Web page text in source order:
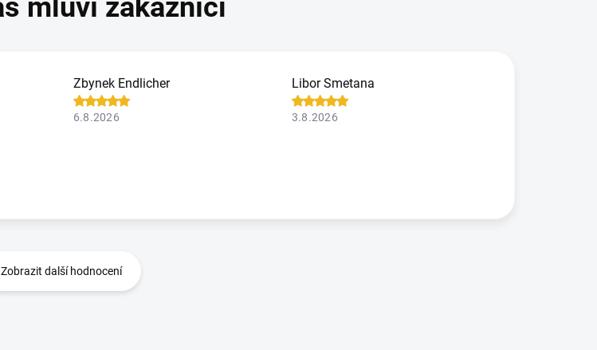
Zbynek Endlicher
6.8.2026
Libor Smetana
3.8.2026
Zobrazit další hodnocení